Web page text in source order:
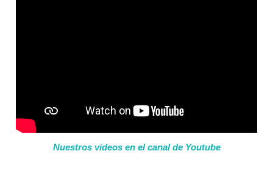
Nuestros videos en el canal de Youtube